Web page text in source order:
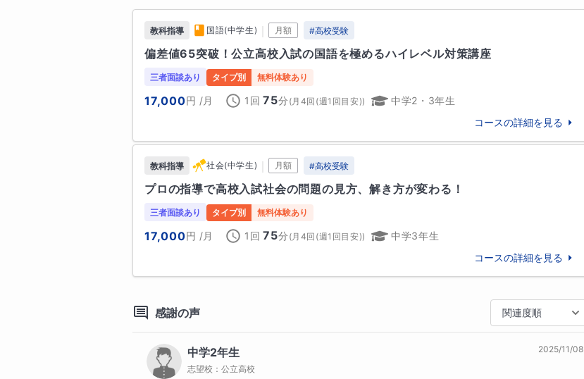
■指導方針
私の授業を通して「自ら積極的に問題に取り組み、考える子」に育てます！
私の授業ではあなたのお子さんに問題の解答を簡単には教えません。自分で考える習
慣を身につけるために、ヒントを出してとことん考えてもらいます！あなたのお子さ
んが常に自分で考え、答えを導き出すことの積み重ねによって「僕は、私はできるん
だ！」という自信を持ってもらえるように導きます。その自信が『勉強好き』になる
きっかけとなります。
■相性の良いご家庭・生徒様
・現在、『勉強嫌い』な状態の生徒様
・お子さんに『勉強好き』になって欲しい保護者様
・現在、勉強の習慣が身についていない生徒様
保護者様へのメッセージ
こんにちは。あなたのお子さんが毎日頑張って勉強しているのになかなか結果に結び
つかないのは問題集やノートの使い方、暗記の仕方を間違っている可能性が高いで
す。人間の脳のメカニズムは時間をかけて覚えても一晩寝て復習を全くしなかった場
愛媛県立松山中央高等学校
愛媛県立東温高等学校
大学
明治国際医療大学
徳島文理大学
上位国公立高校
香川県立高松西高等学校
香川県立高松桜井高等学校
香川県立観音寺第一高等学校
愛媛県立松山中央高等学校
神戸総合医療専門学校
教科指導 国語(中学生) 月額 #高校受験
偏差値65突破！公立高校入試の国語を極めるハイレベル対策講座
三者面談あり タイプ別 無料体験あり
17,000円 /月 1回 75分 ( 月4回(週1回目安))
中学2・3年生
コースの詳細を見る
教科指導 社会(中学生) 月額 #高校受験
プロの指導で高校入試社会の問題の見方、解き方が変わる！
三者面談あり タイプ別 無料体験あり
17,000円 /月 1回 75分 ( 月4回(週1回目安))
中学3年生
コースの詳細を見る
感謝の声 関連度順
中学2年生
志望校： 公立高校
2025/11/08